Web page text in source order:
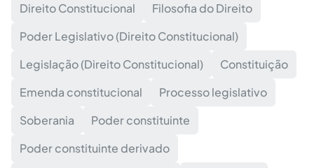
Direito Constitucional
Filosofia do Direito
Poder Legislativo (Direito Constitucional)
Legislação (Direito Constitucional)
Constituição
Emenda constitucional
Processo legislativo
Soberania
Poder constituinte
Poder constituinte derivado